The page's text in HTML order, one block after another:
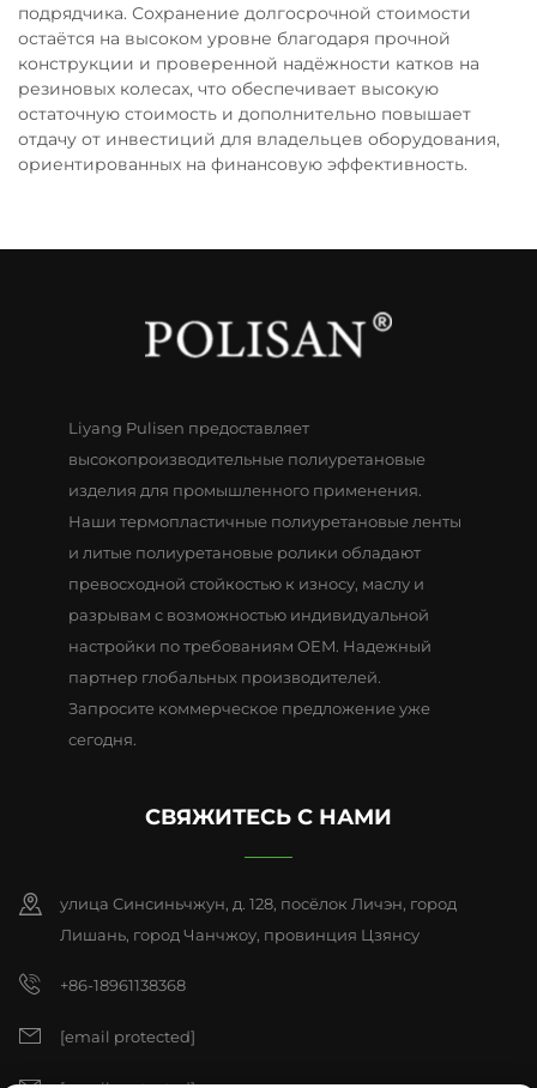
подрядчика. Сохранение долгосрочной стоимости
остаётся на высоком уровне благодаря прочной
конструкции и проверенной надёжности катков на
резиновых колесах, что обеспечивает высокую
остаточную стоимость и дополнительно повышает
отдачу от инвестиций для владельцев оборудования,
ориентированных на финансовую эффективность.
Liyang Pulisen предоставляет
высокопроизводительные полиуретановые
изделия для промышленного применения.
Наши термопластичные полиуретановые ленты
и литые полиуретановые ролики обладают
превосходной стойкостью к износу, маслу и
разрывам с возможностью индивидуальной
настройки по требованиям OEM. Надежный
партнер глобальных производителей.
Запросите коммерческое предложение уже
сегодня.
СВЯЖИТЕСЬ С НАМИ
улица Синсиньчжун, д. 128, посёлок Личэн, город
Лишань, город Чанчжоу, провинция Цзянсу
+86-18961138368
[email protected]